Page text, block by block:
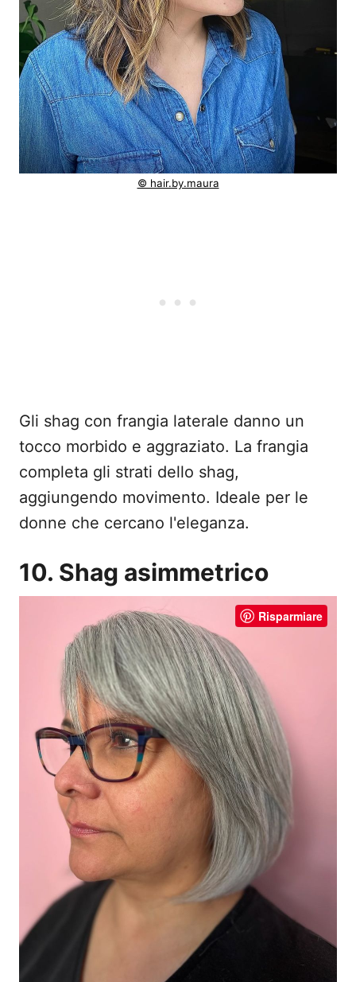
© hair.by.maura
Gli shag con frangia laterale danno un
tocco morbido e aggraziato. La frangia
completa gli strati dello shag,
aggiungendo movimento. Ideale per le
donne che cercano l'eleganza.
10. Shag asimmetrico
Risparmiare